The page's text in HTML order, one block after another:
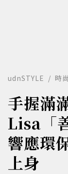
udnSTYLE 時
手握滿
Lisa「
響應環
上身